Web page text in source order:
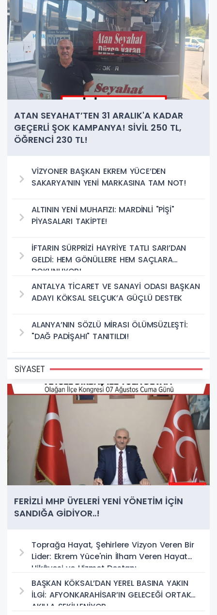
ATAN SEYAHAT’TEN 31 ARALIK'A KADAR
GEÇERLİ ŞOK KAMPANYA! SİVİL 250 TL,
ÖĞRENCİ 230 TL!
VİZYONER BAŞKAN EKREM YÜCE’DEN
SAKARYA’NIN YENİ MARKASINA TAM NOT!
ALTININ YENİ MUHAFIZI: MARDİNLİ "PİŞİ"
PİYASALARI TAKİPTE!
İFTARIN SÜRPRİZİ HAYRİYE TATLI SARI’DAN
GELDİ: HEM GÖNÜLLERE HEM SAÇLARA
DOKUNUYOR!
ANTALYA TİCARET VE SANAYİ ODASI BAŞKAN
ADAYI KÖKSAL SELÇUK’A GÜÇLÜ DESTEK
ALANYA’NIN SÖZLÜ MİRASI ÖLÜMSÜZLEŞTİ:
"DAĞ PADİŞAHI" TANITILDI!
SİYASET
FERİZLİ MHP ÜYELERİ YENİ YÖNETİM İÇİN
SANDIĞA GİDİYOR..!
Toprağa Hayat, Şehirlere Vizyon Veren Bir
Lider: Ekrem Yüce'nin İlham Veren Hayat
Hikâyesi ve Hizmet Destanı
BAŞKAN KÖKSAL’DAN YEREL BASINA YAKIN
İLGİ: AFYONKARAHİSAR’IN GELECEĞİ ORTAK
AKILLA ŞEKİLLENİYOR